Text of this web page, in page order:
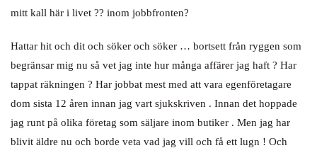
mitt kall här i livet ?? inom jobbfronten?
Hattar hit och dit och söker och söker … bortsett från ryggen som
begränsar mig nu så vet jag inte hur många affärer jag haft ? Har
tappat räkningen ? Har jobbat mest med att vara egenföretagare
dom sista 12 åren innan jag vart sjukskriven . Innan det hoppade
jag runt på olika företag som säljare inom butiker . Men jag har
blivit äldre nu och borde veta vad jag vill och få ett lugn ! Och